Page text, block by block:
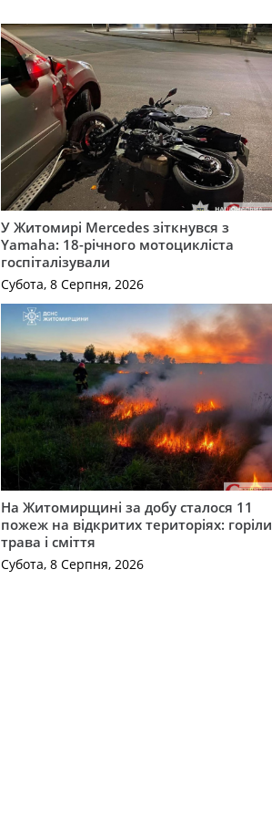
У Житомирі Mercedes зіткнувся з
Yamaha: 18-річного мотоцикліста
госпіталізували
Субота, 8 Серпня, 2026
На Житомирщині за добу сталося 11
пожеж на відкритих територіях: горіли
трава і сміття
Субота, 8 Серпня, 2026